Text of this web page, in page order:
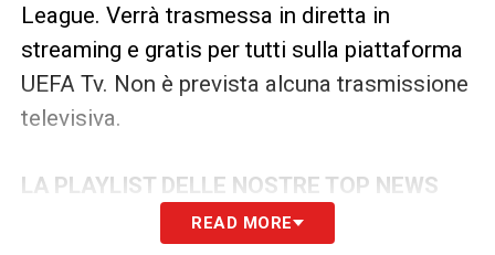
League. Verrà trasmessa in diretta in
streaming e gratis per tutti sulla piattaforma
UEFA Tv. Non è prevista alcuna trasmissione
televisiva.
LA PLAYLIST DELLE NOSTRE TOP NEWS
READ MORE